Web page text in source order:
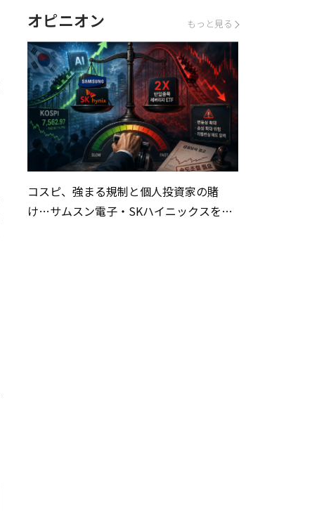
オピニオン もっと見る
コスピ、強まる規制と個人投資家の賭
け…サムスン電子・SKハイニックスを巡